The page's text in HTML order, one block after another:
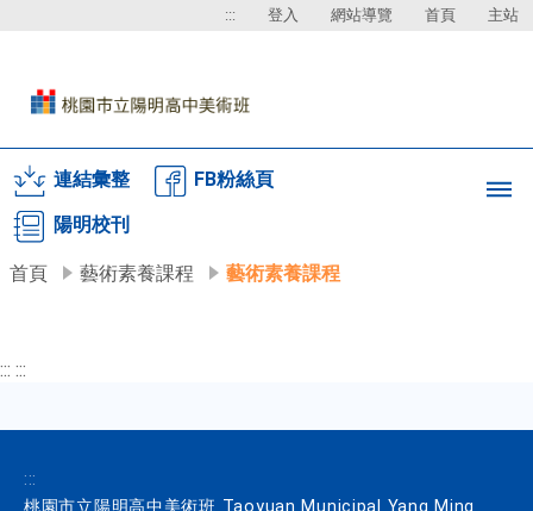
連結彙整
FB粉絲頁
陽明校刊
::: 登入 網站導覽 首頁 主站
首頁 藝術素養課程 藝術素養課程
::: :::
:::
桃園市立陽明高中美術班 Taoyuan Municipal Yang Ming